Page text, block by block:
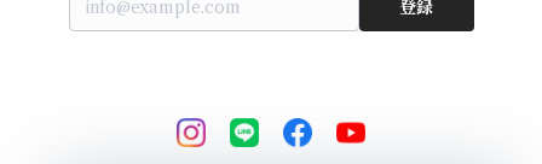
登録